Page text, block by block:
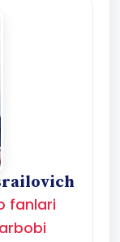
fanlari